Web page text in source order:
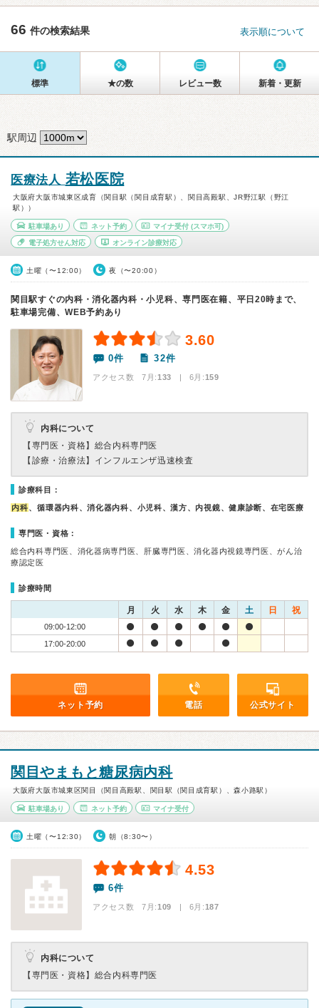
66 件の検索結果 表示順について
標準 ★の数 レビュー数 新着・更新
駅周辺
医療法人 若松医院
大阪府大阪市城東区成育（関目駅（関目成育駅）、関目高殿駅、JR野江駅（野江
駅））
駐車場あり ネット予約 マイナ受付 (スマホ可)
電子処方せん対応 オンライン診療対応
土曜（〜12:00） 夜（〜20:00）
関目駅すぐの内科・消化器内科・小児科、専門医在籍、平日20時まで、
駐車場完備、WEB予約あり
3.60
0件 32件
アクセス数 7月:133 | 6月:159
内科について
【専門医・資格】 総合内科専門医
【診療・治療法】 インフルエンザ迅速検査
診療科目：
内科、循環器内科、消化器内科、小児科、漢方、内視鏡、健康診断、在宅医療
専門医・資格：
総合内科専門医、消化器病専門医、肝臓専門医、消化器内視鏡専門医、がん治
療認定医
診療時間
月 火 水 木 金 土 日 祝
09:00-12:00
17:00-20:00
ネット予約 電話 公式サイト
関目やまもと糖尿病内科
大阪府大阪市城東区関目（関目高殿駅、関目駅（関目成育駅）、森小路駅）
駐車場あり ネット予約 マイナ受付
土曜（〜12:30） 朝（8:30〜）
4.53
6件
アクセス数 7月:109 | 6月:187
内科について
【専門医・資格】 総合内科専門医